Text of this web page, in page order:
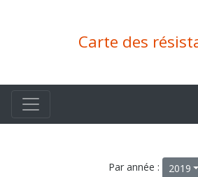
Carte des
Par année : 2019